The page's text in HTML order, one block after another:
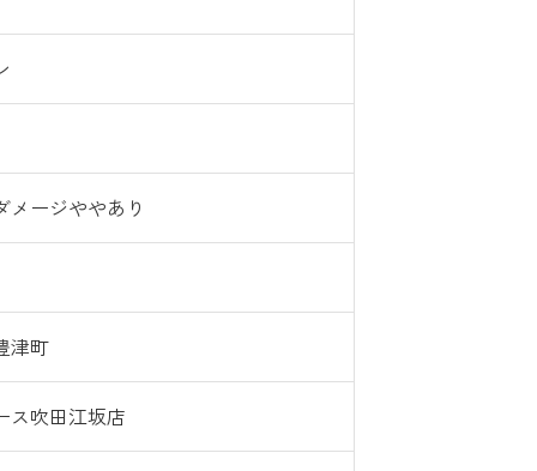
メージややあり
津町
ス吹田江坂店